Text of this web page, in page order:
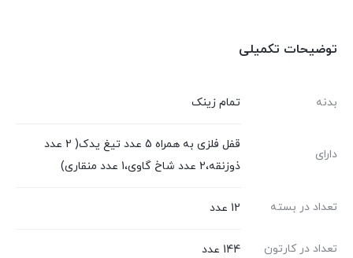
توضیحات تکمیلی
بدنه تمام زینک
دارای
قفل فلزی به همراه 5 عدد تیغ یدک( 2 عدد
ذوزنقه،2 عدد شاخ گاوی،1 عدد منقاری)
تعداد در بسته 12 عدد
تعداد در کارتون 144 عدد